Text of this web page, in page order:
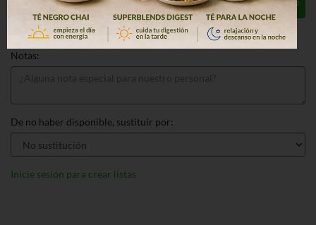
Total: $3.35
Notas:
De no haber disponible, sustituir por:
Inicie sesión para crear listas